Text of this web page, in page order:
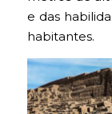
e das
habitantes.